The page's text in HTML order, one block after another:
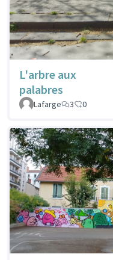
L'arbre aux
palabres
Lafarge
3 0